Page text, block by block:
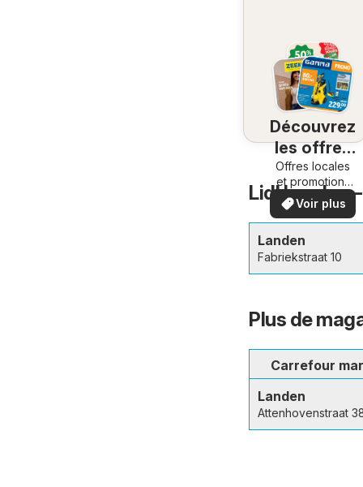
Découvrez
les offres
à
proximité
Offres locales
et promotions
spéciales.
Voir plus
Lidl Landen
Landen
Fabriekstraat 10
Plus de
Carrefour
Landen
Attenhovenstraat